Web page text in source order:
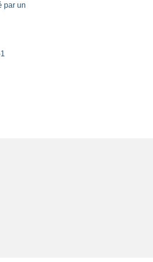
par un